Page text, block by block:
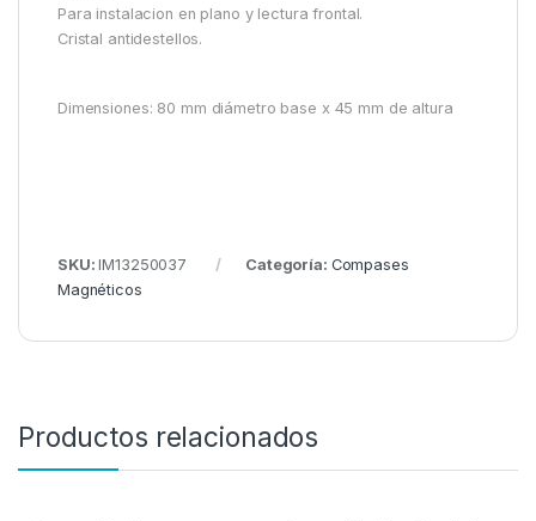
Para instalacion en plano y lectura frontal.
Cristal antidestellos.
Dimensiones: 80 mm diámetro base x 45 mm de altura
SKU:IM13250037 Categoría: Compases
Magnéticos
Productos relacionados